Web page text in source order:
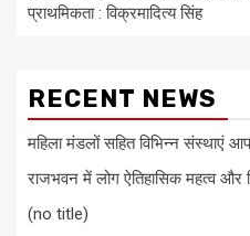
प्राथमिकता : विक्रमादित्य सिंह
RECENT NEWS
महिला मंडलों सहित विभिन्न संस्थाएं
राजभवन में लोग ऐतिहासिक महत्व और
(no title)